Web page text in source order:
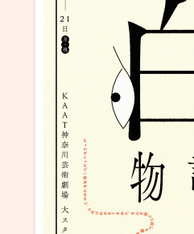
・ イベント一覧
・ イベントカレンダー
ご来場案内
・ 館内サービス・アクセシビリティ
・ フロアマップ
・ レストラン/カフェ
・ 交通案内
施設を借りる
KAATについて
・ ミッション
KAAT 神奈川芸術劇場